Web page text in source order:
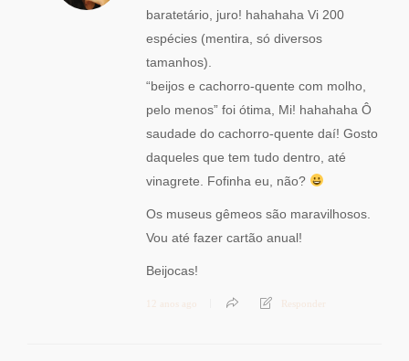
baratetário, juro! hahahaha Vi 200
espécies (mentira, só diversos
tamanhos).
“beijos e cachorro-quente com molho,
pelo menos” foi ótima, Mi! hahahaha Ô
saudade do cachorro-quente daí! Gosto
daqueles que tem tudo dentro, até
vinagrete. Fofinha eu, não?
Os museus gêmeos são maravilhosos.
Vou até fazer cartão anual!
Beijocas!
12 anos ago Responder